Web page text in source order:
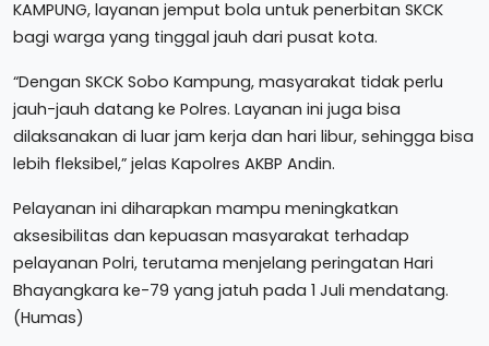
KAMPUNG, layanan jemput bola untuk penerbitan SKCK
bagi warga yang tinggal jauh dari pusat kota.
“Dengan SKCK Sobo Kampung, masyarakat tidak perlu
jauh-jauh datang ke Polres. Layanan ini juga bisa
dilaksanakan di luar jam kerja dan hari libur, sehingga bisa
lebih fleksibel,” jelas Kapolres AKBP Andin.
Pelayanan ini diharapkan mampu meningkatkan
aksesibilitas dan kepuasan masyarakat terhadap
pelayanan Polri, terutama menjelang peringatan Hari
Bhayangkara ke-79 yang jatuh pada 1 Juli mendatang.
(Humas)